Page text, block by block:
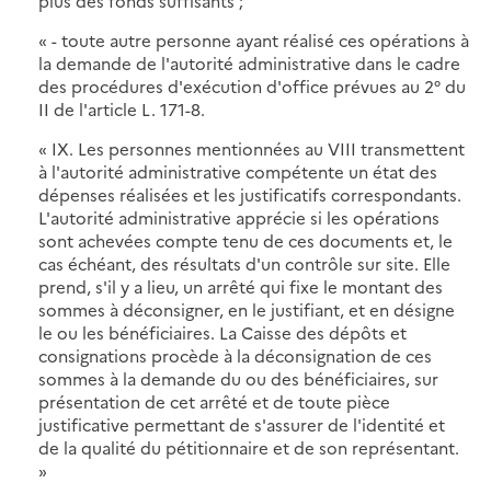
« - toute autre personne ayant réalisé ces opérations à
la demande de l'autorité administrative dans le cadre
des procédures d'exécution d'office prévues au 2° du
II de l'article L. 171-8.
« IX. Les personnes mentionnées au VIII transmettent
à l'autorité administrative compétente un état des
dépenses réalisées et les justificatifs correspondants.
L'autorité administrative apprécie si les opérations
sont achevées compte tenu de ces documents et, le
cas échéant, des résultats d'un contrôle sur site. Elle
prend, s'il y a lieu, un arrêté qui fixe le montant des
sommes à déconsigner, en le justifiant, et en désigne
le ou les bénéficiaires. La Caisse des dépôts et
consignations procède à la déconsignation de ces
sommes à la demande du ou des bénéficiaires, sur
présentation de cet arrêté et de toute pièce
justificative permettant de s'assurer de l'identité et
de la qualité du pétitionnaire et de son représentant.
»